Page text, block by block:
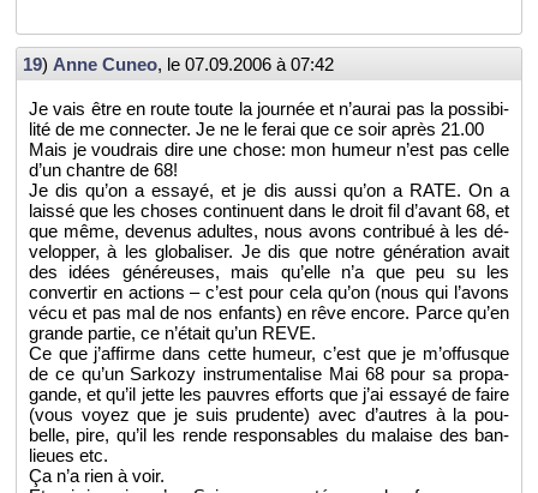
19) Anne Cuneo, le 07.09.2006 à 07:42
Je vais être en route toute la jour­née et n’au­rai pas la pos­si­bi­
lité de me connec­ter. Je ne le ferai que ce soir après 21.00
Mais je vou­drais dire une chose: mon hu­meur n’est pas celle
d’un chantre de 68!
Je dis qu’on a es­sayé, et je dis aussi qu’on a RATE. On a
laissé que les choses conti­nuent dans le droit fil d’avant 68, et
que même, de­ve­nus adultes, nous avons contri­bué à les dé­
ve­lop­per, à les glo­ba­li­ser. Je dis que notre gé­né­ra­tion avait
des idées gé­né­reuses, mais qu’elle n’a que peu su les
conver­tir en ac­tions – c’est pour cela qu’on (nous qui l’avons
vécu et pas mal de nos en­fants) en rêve en­core. Parce qu’en
grande par­tie, ce n’était qu’un REVE.
Ce que j’af­firme dans cette hu­meur, c’est que je m’of­fusque
de ce qu’un Sar­kozy ins­tru­men­ta­lise Mai 68 pour sa pro­pa­
gande, et qu’il jette les pauvres ef­forts que j’ai es­sayé de faire
(vous voyez que je suis pru­dente) avec d’autres à la pou­
belle, pire, qu’il les rende res­pon­sables du ma­laise des ban­
lieues etc.
Ça n’a rien à voir.